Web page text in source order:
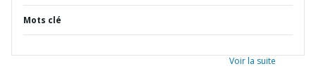
Mots clé
Voir la suite